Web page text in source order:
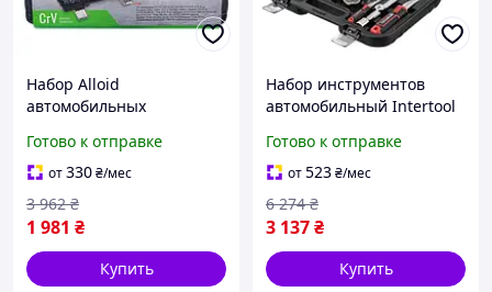
Набор Alloid
автомобильных
предметов,
профессиональный
набор инструментов 1/2 и
1/4
Готово к отправке
от330₴/мес
1 981 ₴
3 962 ₴
Купить
Набор инструментов
автомобильный Intertool
серия Storm Cr-V с
комбинированными
ключами на две
трещотки
Готово к отправке
от523₴/мес
3 137₴
6 274 ₴
Купить